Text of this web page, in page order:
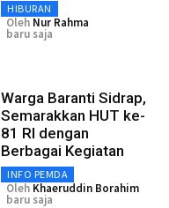
HIBURAN
Oleh Nur Rahma
baru saja
Warga Baranti Sidrap,
Semarakkan HUT ke-
81 RI dengan
Berbagai Kegiatan
INFO PEMDA
Oleh Khaeruddin Borahim
baru saja